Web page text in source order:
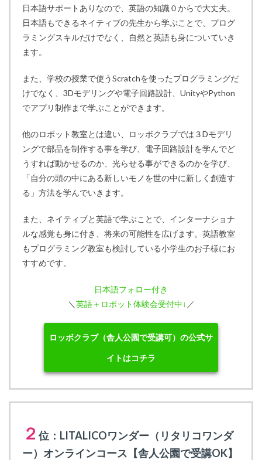
日本語サポートありなので、英語の知識０からで大丈夫。
日本語もできるネイティブの先生から学ぶことで、プログ
ラミングスキルだけでなく、自然と英語も身についていき
ます。
また、学校の授業で使うScratchを使ったプログラミングだ
けでなく、3Dモデリングや電子回路設計、UnityやPython
でアプリ制作まで学ぶことができます。
他のロボット教室とは違い、ロッボクラブでは３Dモデリ
ングで部品を制作する事を学び、電子回路設計を学んでど
うすれば動かせるのか、光らせる事ができるのかを学び、
「自分の頭の中にある新しいモノを世の中に新しく創造す
る」方法を学んでいきます。
また、ネイティブと英語で学ぶことで、インターナショナ
ルな感覚も身に付き、将来の可能性を広げます。英語教室
もプログラミング教室も検討している小学生のお子様にお
すすめです。
日本語フォロー付き
＼ 英語＋ロボット体験会受付中↓ ／
ロッボクラブ（舎人公園で受講可）の公式サ
イトはコチラ
２ 位：LITALICOワンダー（リタリコワンダ
ー）オンラインコース【舎人公園で受講OK】